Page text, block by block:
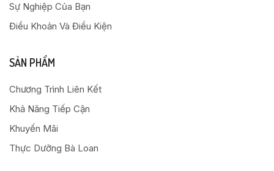
Sự Nghiệp Của Bạn
Điều Khoản Và Điều Kiện
SẢN PHẨM
Chương Trình Liên Kết
Khả Năng Tiếp Cận
Khuyến Mãi
Thực Dưỡng Bà Loan